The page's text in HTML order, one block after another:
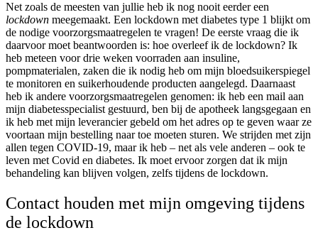
Net zoals de meesten van jullie heb ik nog nooit eerder een
lockdown meegemaakt. Een lockdown met diabetes type 1 blijkt om
de nodige voorzorgsmaatregelen te vragen! De eerste vraag die ik
daarvoor moet beantwoorden is: hoe overleef ik de lockdown? Ik
heb meteen voor drie weken voorraden aan insuline,
pompmaterialen, zaken die ik nodig heb om mijn bloedsuikerspiegel
te monitoren en suikerhoudende producten aangelegd. Daarnaast
heb ik andere voorzorgsmaatregelen genomen: ik heb een mail aan
mijn diabetesspecialist gestuurd, ben bij de apotheek langsgegaan en
ik heb met mijn leverancier gebeld om het adres op te geven waar ze
voortaan mijn bestelling naar toe moeten sturen. We strijden met zijn
allen tegen COVID-19, maar ik heb – net als vele anderen – ook te
leven met Covid en diabetes. Ik moet ervoor zorgen dat ik mijn
behandeling kan blijven volgen, zelfs tijdens de lockdown.
Contact houden met mijn omgeving tijdens
de lockdown